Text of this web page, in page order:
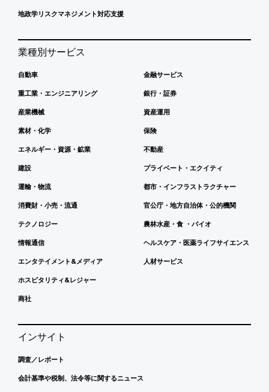
地政学リスクマネジメント対応支援
業種別サービス
自動車
重工業・エンジニアリング
産業機械
素材・化学
エネルギー・資源・鉱業
建設
運輸・物流
消費財・小売・流通
テクノロジー
情報通信
エンタテイメント&メディア
ホスピタリティ&レジャー
商社
金融サービス
銀行・証券
資産運用
保険
不動産
プライベート・エクイティ
都市・インフラストラクチャー
官公庁・地方自治体・公的機関
農林水産・食 ・バイオ
ヘルスケア・医薬ライフサイエンス
人材サービス
インサイト
調査／レポート
会計基準や税制、法令等に関するニュース